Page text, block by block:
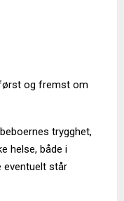
og fremst om
trygghet,
helse, både i
eventuelt står